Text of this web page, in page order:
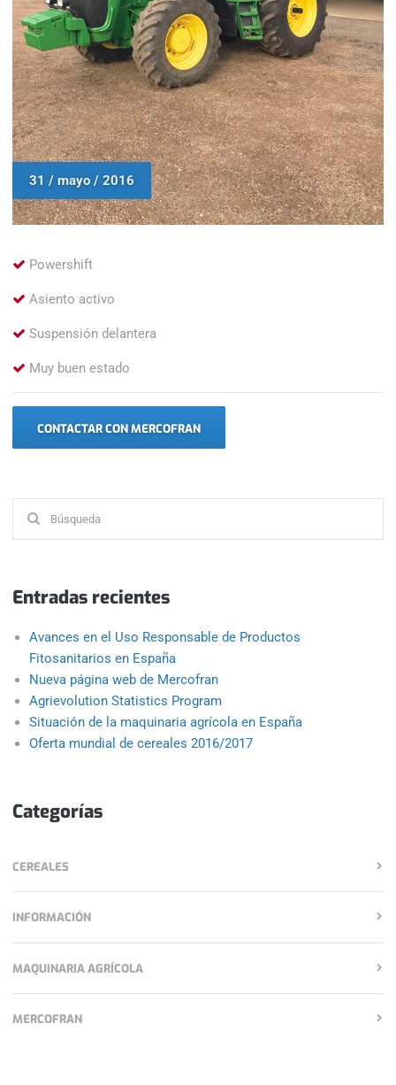
31 / mayo / 2016
Powershift
Asiento activo
Suspensión delantera
Muy buen estado
CONTACTAR CON MERCOFRAN
Entradas recientes
Avances en el Uso Responsable de Productos
Fitosanitarios en España
Nueva página web de Mercofran
Agrievolution Statistics Program
Situación de la maquinaria agrícola en España
Oferta mundial de cereales 2016/2017
Categorías
CEREALES
INFORMACIÓN
MAQUINARIA AGRÍCOLA
MERCOFRAN